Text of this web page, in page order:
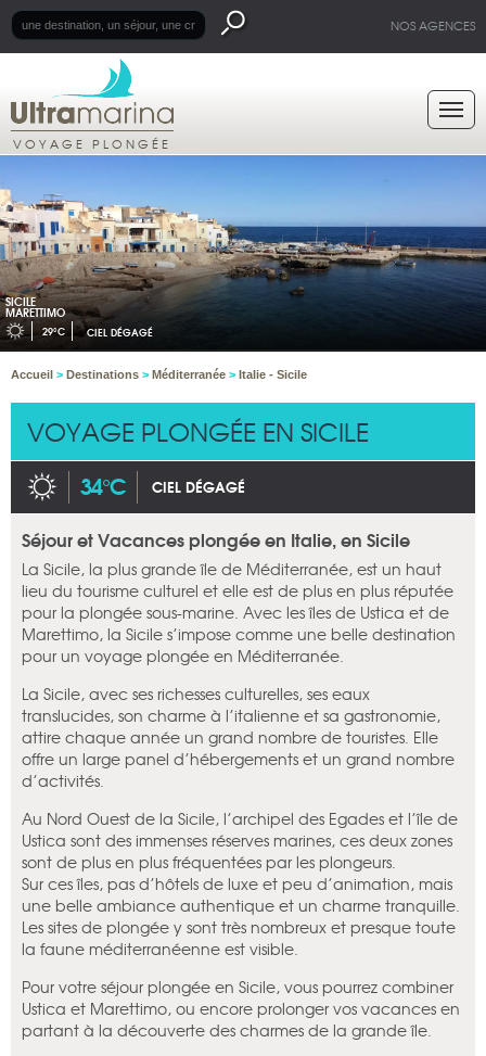
NOS AGENCES
VOYAGE PLONGÉE
SICILE
MARETTIMO
29°C CIEL DÉGAGÉ
Accueil > Destinations > Méditerranée > Italie - Sicile
VOYAGE PLONGÉE EN SICILE
34°C CIEL DÉGAGÉ
Séjour et Vacances plongée en Italie, en Sicile
La Sicile, la plus grande île de Méditerranée, est un haut
lieu du tourisme culturel et elle est de plus en plus réputée
pour la plongée sous-marine. Avec les îles de Ustica et de
Marettimo, la Sicile s’impose comme une belle destination
pour un voyage plongée en Méditerranée.
La Sicile, avec ses richesses culturelles, ses eaux
translucides, son charme à l’italienne et sa gastronomie,
attire chaque année un grand nombre de touristes. Elle
offre un large panel d’hébergements et un grand nombre
d’activités.
Au Nord Ouest de la Sicile, l’archipel des Egades et l’île de
Ustica sont des immenses réserves marines, ces deux zones
sont de plus en plus fréquentées par les plongeurs.
Sur ces îles, pas d’hôtels de luxe et peu d’animation, mais
une belle ambiance authentique et un charme tranquille.
Les sites de plongée y sont très nombreux et presque toute
la faune méditerranéenne est visible.
Pour votre séjour plongée en Sicile, vous pourrez combiner
Ustica et Marettimo, ou encore prolonger vos vacances en
partant à la découverte des charmes de la grande île.